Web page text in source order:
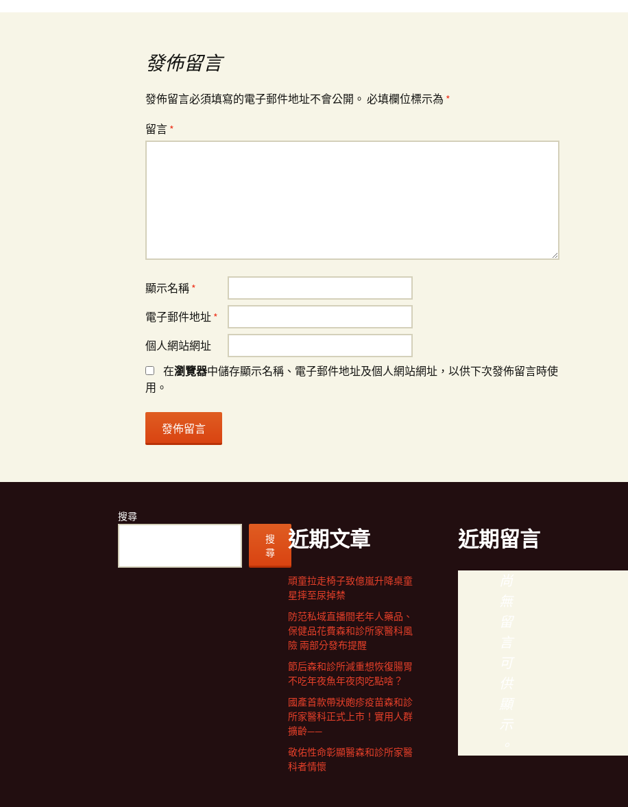
章
發佈留言
發佈留言必須填寫的電子郵件地址不會公開。 必填欄位標示為 *
留言 *
顯示名稱 *
電子郵件地址 *
個人網站網址
在瀏覽器中儲存顯示名稱、電子郵件地址及個人網站網址，以供下次發佈留言時使
用。
搜尋
搜
尋
近期文章
頑童拉走椅子致億嵐升降桌童
星摔至尿掉禁
防范私域直播間老年人藥品、
保健品花費森和診所家醫科風
險 兩部分發布提醒
節后森和診所減重想恢復腸胃
不吃年夜魚年夜肉吃點啥？
國產首款帶狀皰疹疫苗森和診
所家醫科正式上市！實用人群
擴齡——
敬佑性命彰顯醫森和診所家醫
科者情懷
近期留言
尚
無
留
言
可
供
顯
示
。